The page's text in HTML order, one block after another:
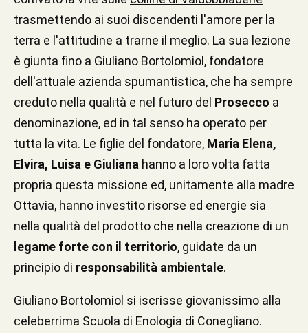
trasmettendo ai suoi discendenti l'amore per la
terra e l'attitudine a trarne il meglio. La sua lezione
è giunta fino a Giuliano Bortolomiol, fondatore
dell'attuale azienda spumantistica, che ha sempre
creduto nella qualità e nel futuro del Prosecco a
denominazione, ed in tal senso ha operato per
tutta la vita. Le figlie del fondatore, Maria Elena,
Elvira, Luisa e Giuliana hanno a loro volta fatta
propria questa missione ed, unitamente alla madre
Ottavia, hanno investito risorse ed energie sia
nella qualità del prodotto che nella creazione di un
legame forte con il territorio, guidate da un
principio di responsabilità ambientale.
Giuliano Bortolomiol si iscrisse giovanissimo alla
celeberrima Scuola di Enologia di Conegliano.